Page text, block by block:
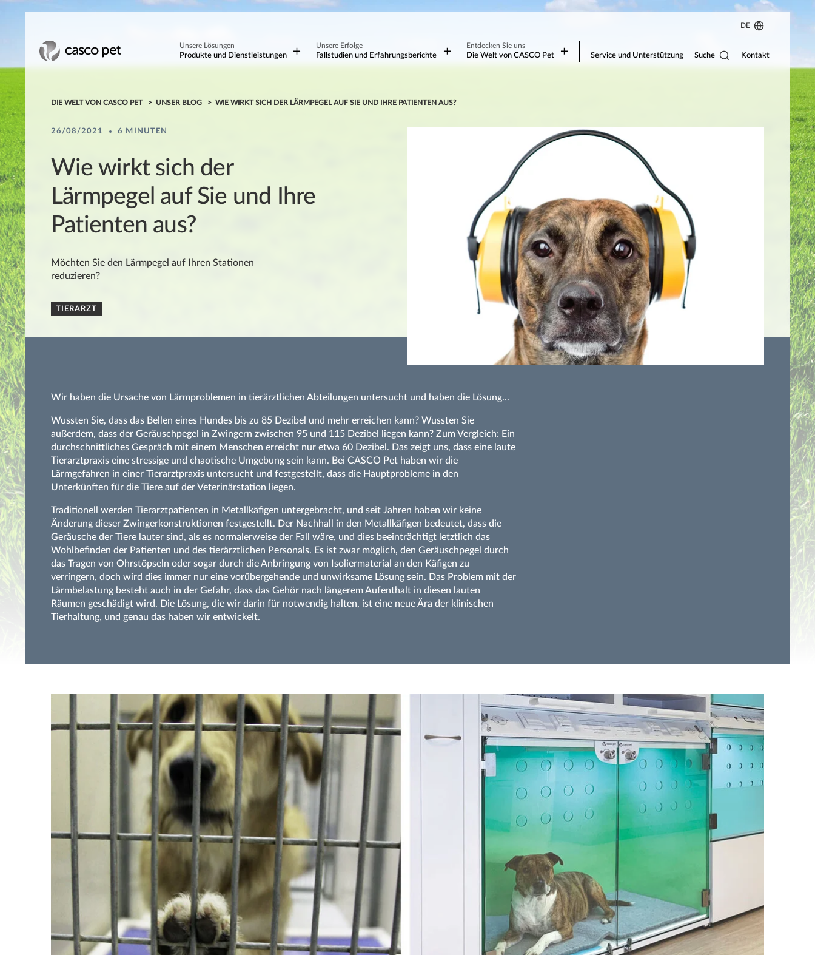
DE
Unsere Lösungen
Produkte und Dienstleistungen
Unsere Erfolge
Fallstudien und Erfahrungsberichte
Entdecken Sie uns
Die Welt von CASCO Pet Service und Unterstützung Suche Kontakt
DIE WELT VON CASCO PET UNSER BLOG WIE WIRKT SICH DER LÄRMPEGEL AUF SIE UND IHRE PATIENTEN AUS?
26/08/2021 6 MINUTEN
Wie wirkt sich der
Lärmpegel auf Sie und Ihre
Patienten aus?
Möchten Sie den Lärmpegel auf Ihren Stationen
reduzieren?
TIERARZT
Wir haben die Ursache von Lärmproblemen in tierärztlichen Abteilungen untersucht und haben die Lösung...
Wussten Sie, dass das Bellen eines Hundes bis zu 85 Dezibel und mehr erreichen kann? Wussten Sie
außerdem, dass der Geräuschpegel in Zwingern zwischen 95 und 115 Dezibel liegen kann? Zum Vergleich: Ein
durchschnittliches Gespräch mit einem Menschen erreicht nur etwa 60 Dezibel. Das zeigt uns, dass eine laute
Tierarztpraxis eine stressige und chaotische Umgebung sein kann. Bei CASCO Pet haben wir die
Lärmgefahren in einer Tierarztpraxis untersucht und festgestellt, dass die Hauptprobleme in den
Unterkünften für die Tiere auf der Veterinärstation liegen.
Traditionell werden Tierarztpatienten in Metallkäfigen untergebracht, und seit Jahren haben wir keine
Änderung dieser Zwingerkonstruktionen festgestellt. Der Nachhall in den Metallkäfigen bedeutet, dass die
Geräusche der Tiere lauter sind, als es normalerweise der Fall wäre, und dies beeinträchtigt letztlich das
Wohlbefinden der Patienten und des tierärztlichen Personals. Es ist zwar möglich, den Geräuschpegel durch
das Tragen von Ohrstöpseln oder sogar durch die Anbringung von Isoliermaterial an den Käfigen zu
verringern, doch wird dies immer nur eine vorübergehende und unwirksame Lösung sein. Das Problem mit der
Lärmbelastung besteht auch in der Gefahr, dass das Gehör nach längerem Aufenthalt in diesen lauten
Räumen geschädigt wird. Die Lösung, die wir darin für notwendig halten, ist eine neue Ära der klinischen
Tierhaltung, und genau das haben wir entwickelt.